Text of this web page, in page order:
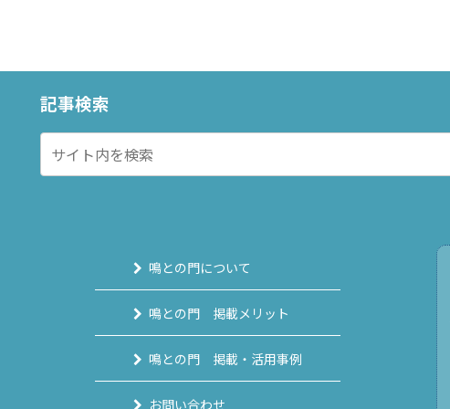
記事検索
鳴との門について
鳴との門 掲載メリット
鳴との門 掲載・活用事例
お問い合わせ